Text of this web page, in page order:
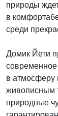
природы
в
среди
Домик Йети
современное
в атмосферу
живописным
природные